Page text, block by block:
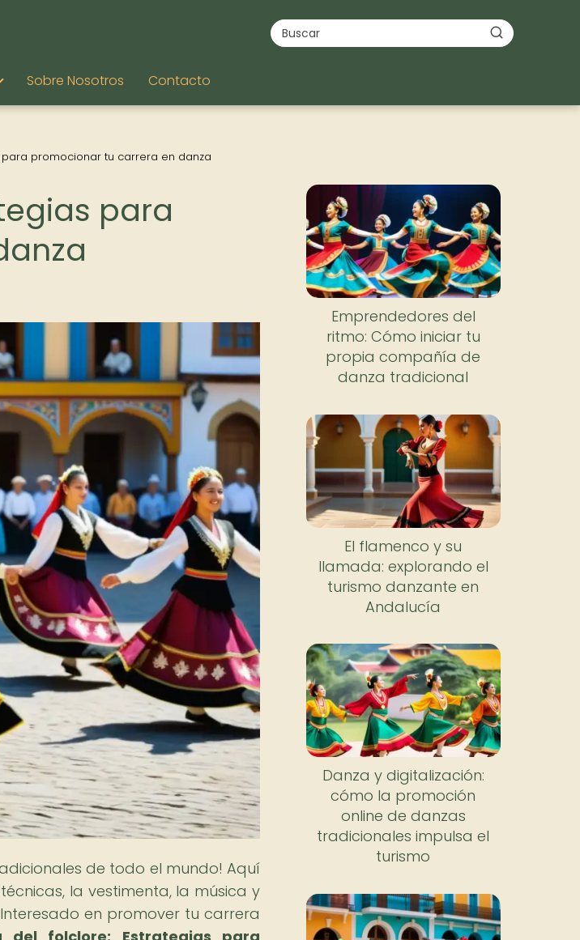
Sobre Nosotros Contacto
promocionar tu carrera en danza
para
de todo el mundo! Aquí
la vestimenta, la música y
en promover tu carrera
Emprendedores del
ritmo: Cómo iniciar tu
propia compañía de
danza tradicional
El flamenco y su
llamada: explorando el
turismo danzante en
Andalucía
Danza y digitalización:
cómo la promoción
online de danzas
tradicionales impulsa el
turismo